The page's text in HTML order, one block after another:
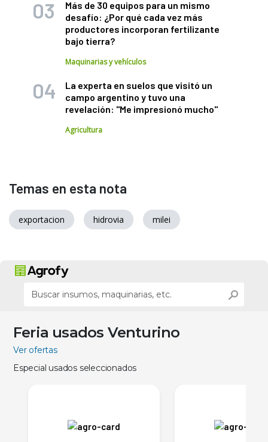
Más de 30 equipos para un mismo
desafío: ¿Por qué cada vez más
productores incorporan fertilizante
bajo tierra?
Maquinarias y vehículos
La experta en suelos que visitó un
campo argentino y tuvo una
revelación: "Me impresionó mucho"
Agricultura
Temas en esta nota
exportacion hidrovia milei
Feria usados Venturino
Ver ofertas
Especial usados seleccionados